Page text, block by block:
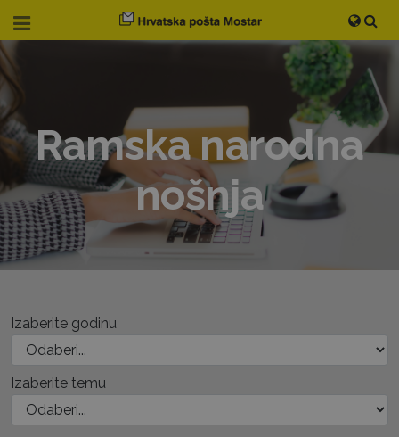
Ramska narodna
nošnja
Izaberite godinu
Izaberite temu